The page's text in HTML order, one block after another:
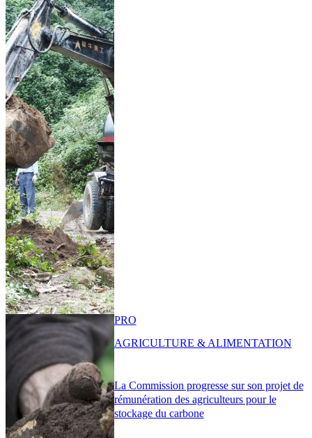
La Commission progresse sur son projet de
rémunération des agriculteurs pour le
stockage du carbone
PRO
AGRICULTURE & ALIMENTATION